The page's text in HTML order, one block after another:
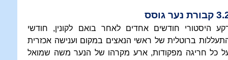
נער גוסס
היסטורי חודשים אחדים לאחר בואם לקונין, חודשי
ברוטלית של ראשי הנאצים במקום וענישה אכזרית
כל חריגה מפקודות, ארע מקרהו של הנער משה שמואל